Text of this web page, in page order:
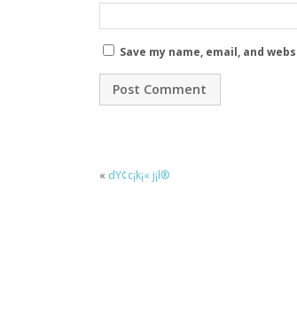
Save my name, email, and
« dY¢c¡k¡« j¡l®